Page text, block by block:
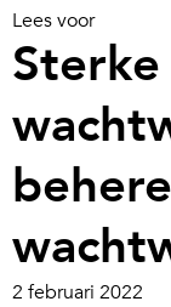
Welzijn
Lees voor
2 februari 2022